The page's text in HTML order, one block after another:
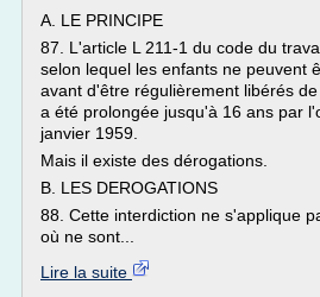
A. LE PRINCIPE
87. L'article L 211-1 du code du
selon lequel les enfants ne peuvent
avant d'être régulièrement libérés
a été prolongée jusqu'à 16 ans par
janvier 1959.
Mais il existe des dérogations.
B. LES DEROGATIONS
88. Cette interdiction ne s'applique
où ne sont...
Lire la suite